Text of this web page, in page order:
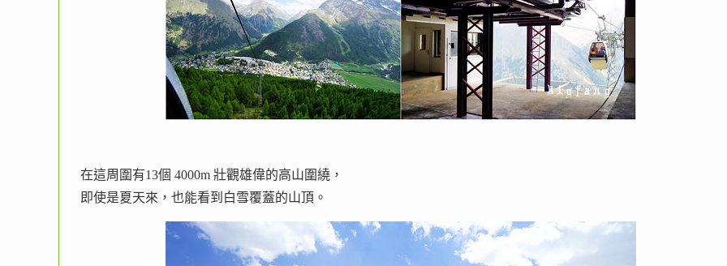
在這周圍有13個 4000m 壯觀雄偉的高山圍繞，
即使是夏天來，也能看到白雪覆蓋的山頂。